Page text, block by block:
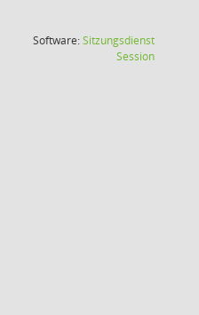
Software:Sitzungsdienst
Session(Wird in